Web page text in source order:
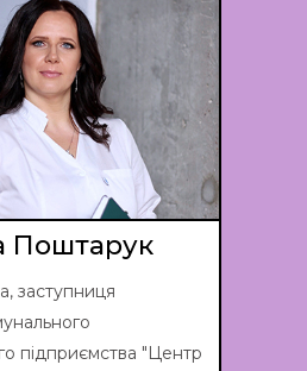
Поштарук
заступниця
підприємства "Центр